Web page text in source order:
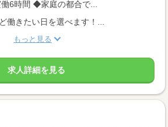
6時間 ◆家庭の都合で...
きたい日を選べます！...
もっと見る
求人詳細を見る